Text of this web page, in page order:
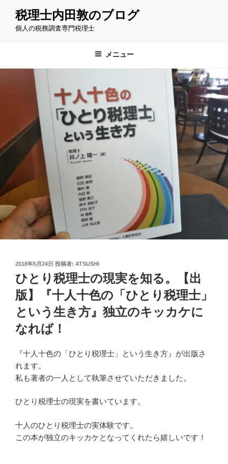
税理士内田敦のブログ
個人の税務調査専門税理士
メニュー
投
日:
2018年5月24日 投稿者: ATSUSHI
ひとり税理士の現実を知る。【出
版】『十人十色の「ひとり税理士」
という生き方』独立のキッカケに
なれば！
『十人十色の「ひとり税理士」という生き方』が出版さ
れます。
私も著者の一人として執筆させていただきました。
ひとり税理士の現実を書いています。
十人のひとり税理士の実体験です。
この本が独立のキッカケとなってくれたら嬉しいです！